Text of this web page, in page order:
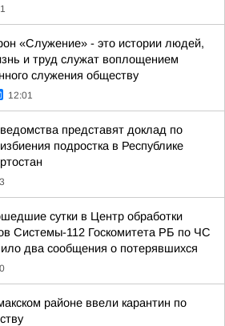
«Служение» - это истории людей,
и труд служат воплощением
служения обществу
12:01
представят доклад по
подростка в Республике
сутки в Центр обработки
Системы-112 Госкомитета РБ по ЧС
два сообщения о потерявшихся
районе ввели карантин по